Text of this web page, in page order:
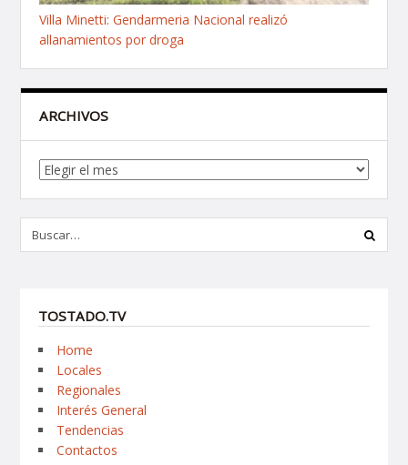
Villa Minetti: Gendarmeria Nacional realizó
allanamientos por droga
ARCHIVOS
Archivos
TOSTADO.TV
Home
Locales
Regionales
Interés General
Tendencias
Contactos